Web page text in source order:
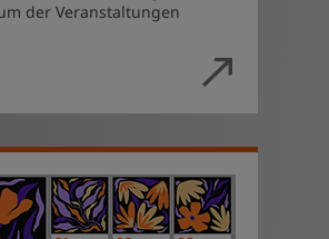
der Veranstaltungen